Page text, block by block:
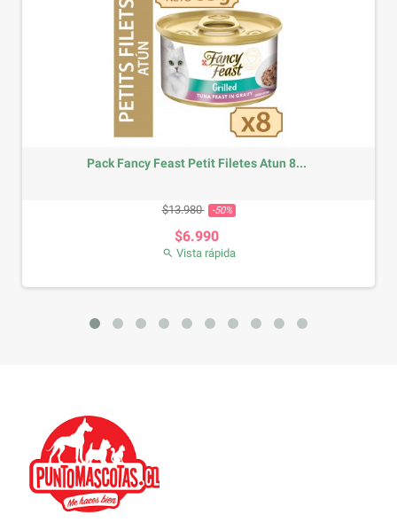
Pack Fancy Feast Petit Filetes Atun 8...
Precio base
$13.980 -50% Precio
$6.990
 Vista rápida